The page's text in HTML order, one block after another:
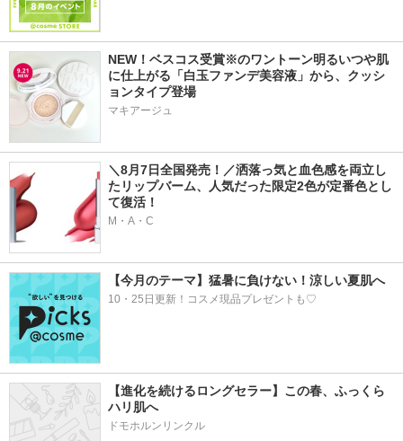
NEW！ベスコス受賞※のワントーン明るいつや肌
に仕上がる「白玉ファンデ美容液」から、クッシ
ョンタイプ登場
マキアージュ
＼8月7日全国発売！／洒落っ気と血色感を両立し
たリップバーム、人気だった限定2色が定番色とし
て復活！
M・A・C
【今月のテーマ】猛暑に負けない！涼しい夏肌へ
10・25日更新！コスメ現品プレゼントも♡
【進化を続けるロングセラー】この春、ふっくら
ハリ肌へ
ドモホルンリンクル